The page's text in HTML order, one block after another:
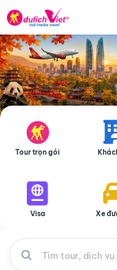
Tour trọn gói
Visa Xe